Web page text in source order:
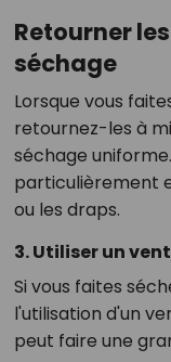
Retourner
séchage
Lorsque vous
retournez-les à
séchage
particulièrement
ou les draps.
3. Utiliser un
Si vous faites
l'utilisation d'un
peut faire une